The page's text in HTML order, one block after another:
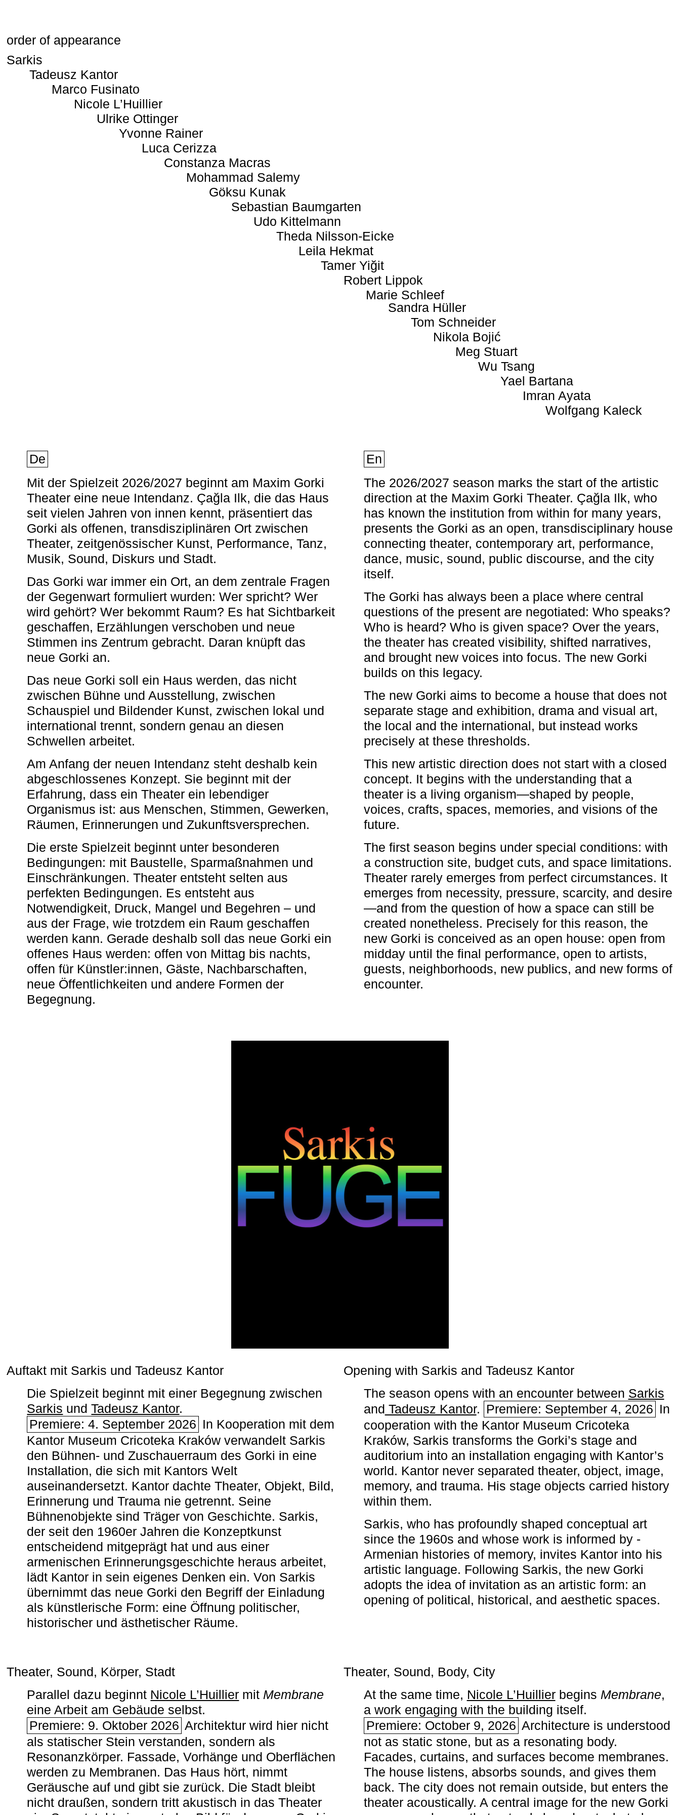
order of appearance
Sarkis
Tadeusz Kantor
Marco Fusinato
Nicole L’Huillier
Ulrike Ottinger
Yvonne Rainer
Luca Cerizza
Constanza Macras
Mohammad Salemy
Göksu Kunak
Sebastian Baumgarten
Udo Kittelmann
Theda Nilsson-Eicke
Leila Hekmat
Tamer Yiğit
Robert Lippok
Marie Schleef
Sandra Hüller
Tom Schneider
Nikola Bojić
Meg Stuart
Wu Tsang
Yael Bartana
Imran Ayata
Wolfgang Kaleck
De
Mit der Spielzeit 2026/2027 beginnt am Maxim Gorki
Theater eine neue Intendanz. Çağla Ilk, die das Haus
seit vielen Jahren von innen kennt, präsentiert das
Gorki als offenen, transdisziplinären Ort zwischen
Theater, zeitgenössischer Kunst, Performance, Tanz,
Musik, Sound, Diskurs und Stadt.
Das Gorki war immer ein Ort, an dem zentrale Fragen
der Gegenwart formuliert wurden: Wer spricht? Wer
wird gehört? Wer bekommt Raum? Es hat Sichtbarkeit
geschaffen, Erzählungen verschoben und neue
Stimmen ins Zentrum gebracht. Daran knüpft das
neue Gorki an.
Das neue Gorki soll ein Haus werden, das nicht
zwischen Bühne und Ausstellung, zwischen
Schauspiel und Bildender Kunst, zwischen lokal und
international trennt, sondern genau an diesen
Schwellen arbeitet.
Am Anfang der neuen Intendanz steht deshalb kein
abgeschlossenes Konzept. Sie beginnt mit der
Erfahrung, dass ein Theater ein lebendiger
Organismus ist: aus Menschen, Stimmen, Gewerken,
Räumen, Erinnerungen und Zukunftsversprechen.
Die erste Spielzeit beginnt unter besonderen
Bedingungen: mit Baustelle, Sparmaßnahmen und
Einschränkungen. Theater entsteht selten aus
perfekten Bedingungen. Es entsteht aus
Notwendigkeit, Druck, Mangel und Begehren – und
aus der Frage, wie trotzdem ein Raum geschaffen
werden kann. Gerade deshalb soll das neue Gorki ein
offenes Haus werden: offen von Mittag bis nachts,
offen für Künstler:innen, Gäste, Nachbarschaften,
neue Öffentlichkeiten und andere Formen der
Begegnung.
En
The 2026/2027 season marks the start of the artistic
direction at the Maxim Gorki Theater. Çağla Ilk, who
has known the institution from within for many years,
presents the Gorki as an open, transdisciplinary house
connecting theater, contemporary art, performance,
dance, music, sound, public discourse, and the city
itself.
The Gorki has always been a place where central
questions of the present are negotiated: Who speaks?
Who is heard? Who is given space? Over the years,
the theater has created visibility, shifted narratives,
and brought new voices into focus. The new Gorki
builds on this legacy.
The new Gorki aims to become a house that does not
separate stage and exhibition, drama and visual art,
the local and the international, but instead works
precisely at these thresholds.
This new artistic direction does not start with a closed
concept. It begins with the understanding that a
theater is a living organism—shaped by people,
voices, crafts, spaces, memories, and visions of the
future.
The first season begins under special conditions: with
a construction site, budget cuts, and space limitations.
Theater rarely emerges from perfect circumstances. It
emerges from necessity, pressure, scarcity, and desire
—and from the question of how a space can still be
created nonetheless. Precisely for this reason, the
new Gorki is conceived as an open house: open from
midday until the final performance, open to artists,
guests, neighborhoods, new publics, and new forms of
encounter.
Auftakt mit Sarkis und Tadeusz Kantor
Die Spielzeit beginnt mit einer Begegnung zwischen
Sarkis undTadeusz Kantor.
Premiere: 4. September 2026 In Kooperation mit dem
Kantor Museum Cricoteka Kraków verwandelt Sarkis
den Bühnen- und Zuschauerraum des Gorki in eine
Installation, die sich mit Kantors Welt
auseinandersetzt. Kantor dachte Theater, Objekt, Bild,
Erinnerung und Trauma nie getrennt. Seine
Bühnenobjekte sind Träger von Geschichte. Sarkis,
der seit den 1960er Jahren die Konzeptkunst
entscheidend mitgeprägt hat und aus einer
armenischen ­Erinnerungsgeschichte heraus arbeitet,
lädt Kantor in sein eigenes Denken ein. Von Sarkis
übernimmt das neue Gorki den Begriff der Einladung
als künstlerische Form: eine Öffnung politischer,
historischer und ästhetischer Räume.
Opening with Sarkis and Tadeusz Kantor
The season opens with an encounter between Sarkis
and Tadeusz Kantor. Premiere: September 4, 2026 In
cooperation with the ­Kantor Museum Cricoteka
Kraków, Sarkis transforms the Gorki’s stage and
auditorium into an installation engaging with Kantor’s
world. Kantor never separated theater, object, image,
memory, and trauma. His stage objects carried history
within them.
Sarkis, who has profoundly shaped conceptual art
since the 1960s and whose work is informed by ­
Armenian histories of memory, invites Kantor into his
artistic language. Following Sarkis, the new Gorki
adopts the idea of invitation as an artistic form: an
opening of political, historical, and aesthetic spaces.
Theater, Sound, Körper, Stadt
Parallel dazu beginnt Nicole L’Huillier mit ­ Membrane
eine Arbeit am Gebäude selbst.
Premiere: 9. Oktober 2026 Architektur wird hier nicht
als statischer Stein verstanden, sondern als
Resonanzkörper. Fassade, Vorhänge und Oberflächen
werden zu Membranen. Das Haus hört, nimmt
Geräusche auf und gibt sie zurück. Die Stadt bleibt
nicht draußen, sondern tritt akustisch in das Theater
Theater, Sound, Body, City
At the same time, Nicole L’Huillierbegins ­ Membrane,
a work engaging with the building itself.
Premiere: October 9, 2026 Architecture is understood
not as static stone, but as a resonating body.
Facades, curtains, and surfaces become membranes.
The house listens, absorbs sounds, and gives them
back. The city does not remain outside, but enters the
theater acoustically. A central image for the new Gorki